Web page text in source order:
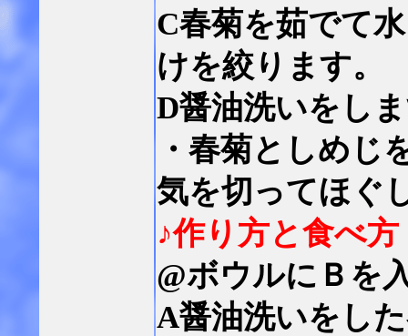
C春菊を茹でて
けを絞ります。
D醤油洗いをし
・春菊としめじ
気を切ってほぐ
♪作り方と食べ方
@ボウルにＢを
A醤油洗いをし